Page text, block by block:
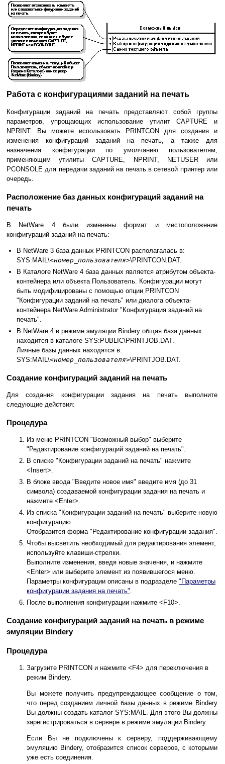
Работа с конфигурациями заданий на печать
Конфигурации заданий на печать представляют собой группы
параметров, упрощающих использование утилит CAPTURE и
NPRINT. Вы можете использовать PRINTCON для создания и
изменения конфигураций заданий на печать, а также для
назначения конфигурации по умолчанию пользователям,
применяющим утилиты CAPTURE, NPRINT, NETUSER или
PCONSOLE для передачи заданий на печать в сетевой принтер или
очередь.
Расположение баз данных конфигураций заданий на
печать
В NetWare 4 были изменены формат и местоположение
конфигураций заданий на печать:
В NetWare 3 база данных PRINTCON располагалась в:
SYS:MAIL\<номер_пользователя>\PRINTCON.DAT.
В Каталоге NetWare 4 база данных является атрибутом объекта-
контейнера или объекта Пользователь. Конфигурации могут
быть модифицированы с помощью опции PRINTCON
"Конфигурации заданий на печать" или диалога объекта-
контейнера NetWare Administrator "Конфигурация заданий на
печать".
В NetWare 4 в режиме эмуляции Bindery общая база данных
находится в каталоге SYS:PUBLIC\PRINTJOB.DAT.
Личные базы данных находятся в:
SYS:MAIL\<номер_пользователя>\PRINTJOB.DAT.
Создание конфигураций заданий на печать
Для создания конфигурации задания на печать выполните
следующие действия:
Процедура
Из меню PRINTCON "Возможный выбор" выберите
"Редактирование конфигураций заданий на печать".
В списке "Конфигурации заданий на печать" нажмите
<Insert>.
В блоке ввода "Введите новое имя" введите имя (до 31
символа) создаваемой конфигурации задания на печать и
нажмите <Enter>.
Из списка "Конфигурации заданий на печать" выберите новую
конфигурацию.
Отобразится форма "Редактирование конфигурации задания".
Чтобы высветить необходимый для редактирования элемент,
используйте клавиши-стрелки.
Выполните изменения, введя новые значения, и нажмите
<Enter> или выберите элемент из появившегося меню.
Параметры конфигурации описаны в подразделе "Параметры
конфигурации задания на печать"
После выполнения конфигурации нажмите <F10>.
Создание конфигураций заданий на печать в режиме
эмуляции Bindery
Процедура
Загрузите PRINTCON и нажмите <F4> для переключения в
режим Bindery.
Вы можете получить предупреждающее сообщение о том,
что перед созданием личной базы данных в режиме Bindery
Вы должны создать каталог SYS:MAIL. Для этого Вы должны
зарегистрироваться в сервере в режиме эмуляции Bindery.
Если Вы не подключены к серверу, поддерживающему
эмуляцию Bindery, отобразится список серверов, с которыми
уже есть соединения.